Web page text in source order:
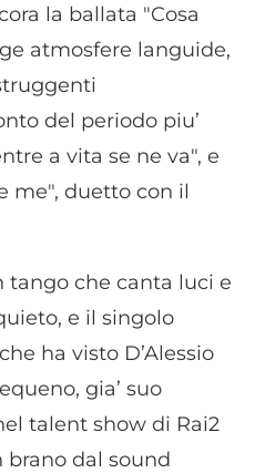
la ballata "Cosa
atmosfere languide,
del periodo piu’
a vita se ne va", e
me", duetto con il
tango che canta luci e
e il singolo
ha visto D’Alessio
gia’ suo
talent show di Rai2
brano dal sound